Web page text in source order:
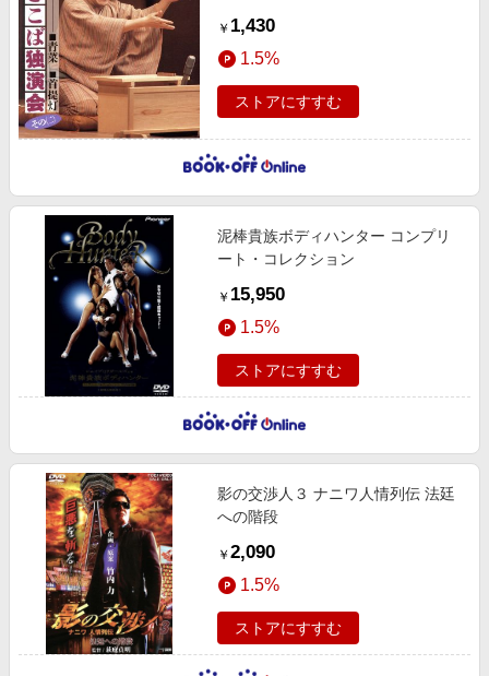
￥ 1,430
1.5%
ストアにすすむ
泥棒貴族ボディハンター コンプリ
ート・コレクション
￥ 15,950
1.5%
ストアにすすむ
影の交渉人３ ナニワ人情列伝 法廷
への階段
￥ 2,090
1.5%
ストアにすすむ